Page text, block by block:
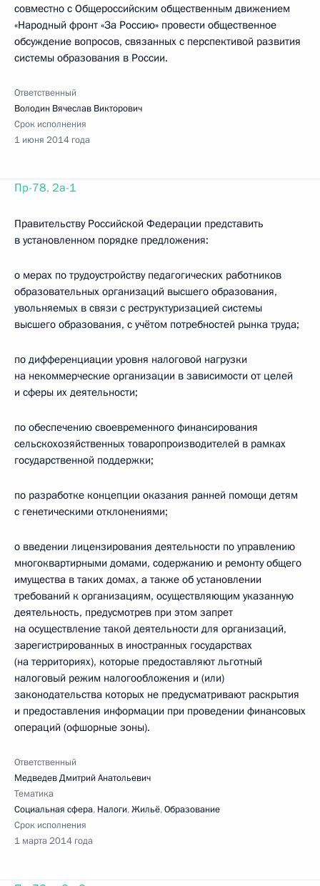
совместно с Общероссийским общественным движением
«Народный фронт «За Россию» провести общественное
обсуждение вопросов, связанных с перспективой развития
системы образования в России.
Ответственный
Володин Вячеслав Викторович
Срок исполнения
1 июня 2014 года
Пр-78, 2а-1
Правительству Российской Федерации представить
в установленном порядке предложения:
о мерах по трудоустройству педагогических работников
образовательных организаций высшего образования,
увольняемых в связи с реструктуризацией системы
высшего образования, с учётом потребностей рынка труда;
по дифференциации уровня налоговой нагрузки
на некоммерческие организации в зависимости от целей
и сферы их деятельности;
по обеспечению своевременного финансирования
сельскохозяйственных товаропроизводителей в рамках
государственной поддержки;
по разработке концепции оказания ранней помощи детям
с генетическими отклонениями;
о введении лицензирования деятельности по управлению
многоквартирными домами, содержанию и ремонту общего
имущества в таких домах, а также об установлении
требований к организациям, осуществляющим указанную
деятельность, предусмотрев при этом запрет
на осуществление такой деятельности для организаций,
зарегистрированных в иностранных государствах
(на территориях), которые предоставляют льготный
налоговый режим налогообложения и (или)
законодательства которых не предусматривают раскрытия
и предоставления информации при проведении финансовых
операций (офшорные зоны).
Ответственный
Медведев Дмитрий Анатольевич
Тематика
Социальная сфера, Налоги,Жильё,Образование
Срок исполнения
1 марта 2014 года